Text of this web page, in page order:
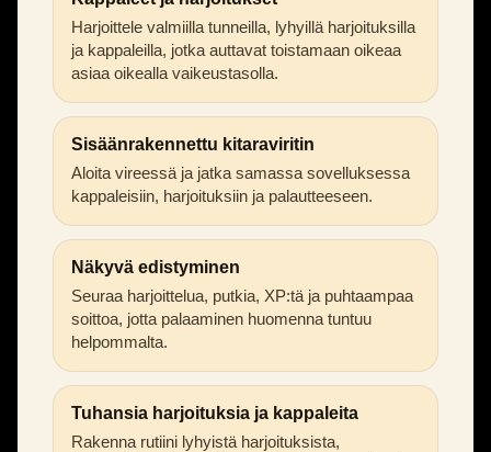
Harjoittele valmiilla tunneilla, lyhyillä harjoituksilla
ja kappaleilla, jotka auttavat toistamaan oikeaa
asiaa oikealla vaikeustasolla.
Sisäänrakennettu kitaraviritin
Aloita vireessä ja jatka samassa sovelluksessa
kappaleisiin, harjoituksiin ja palautteeseen.
Näkyvä edistyminen
Seuraa harjoittelua, putkia, XP:tä ja puhtaampaa
soittoa, jotta palaaminen huomenna tuntuu
helpommalta.
Tuhansia harjoituksia ja kappaleita
Rakenna rutiini lyhyistä harjoituksista,